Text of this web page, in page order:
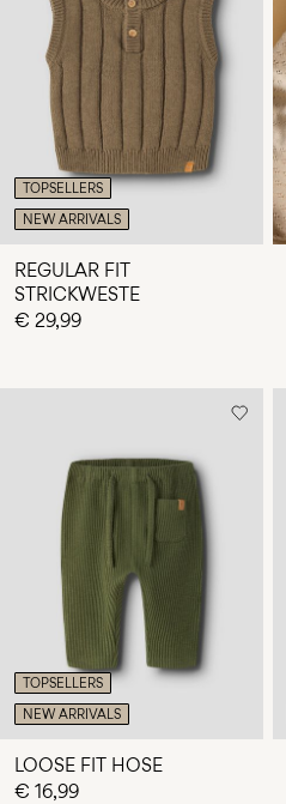
TOPSELLERS
NEW ARRIVALS
REGULAR FIT
STRICKWESTE
€ 29,99
TOPSELLERS
NEW ARRIVALS
LOOSE FIT HOSE
€ 16,99